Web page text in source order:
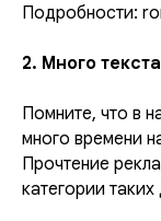
Подробности:
2. Много
Помните, что в
много времени
Прочтение
категории